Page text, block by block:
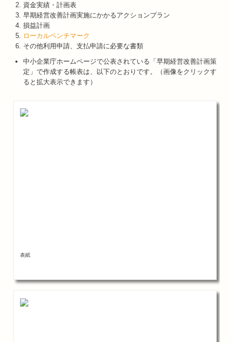
資金実績・計画表
早期経営改善計画実施にかかるアクションプラン
損益計画
ローカルベンチマーク
その他利用申請、支払申請に必要な書類
中小企業庁ホームページで公表されている「早期経営改善計画策
定」で作成する帳表は、以下のとおりです。（画像をクリックす
ると拡大表示できます）
表紙